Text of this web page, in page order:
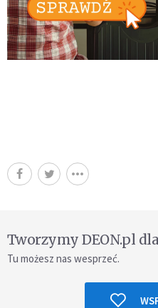
Tworzymy DEON.pl
Tu możesz nas wesprzeć.